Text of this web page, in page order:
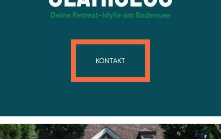
KONTAKT